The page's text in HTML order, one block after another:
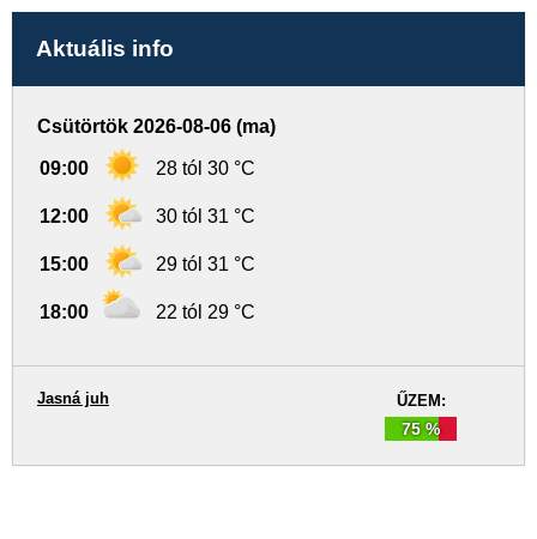
Aktuális info
Csütörtök 2026-08-06 (ma)
09:00 28 tól 30 °C
12:00 30 tól 31 °C
15:00 29 tól 31 °C
18:00 22 tól 29 °C
ŰZEM:
75 %
Jasná juh